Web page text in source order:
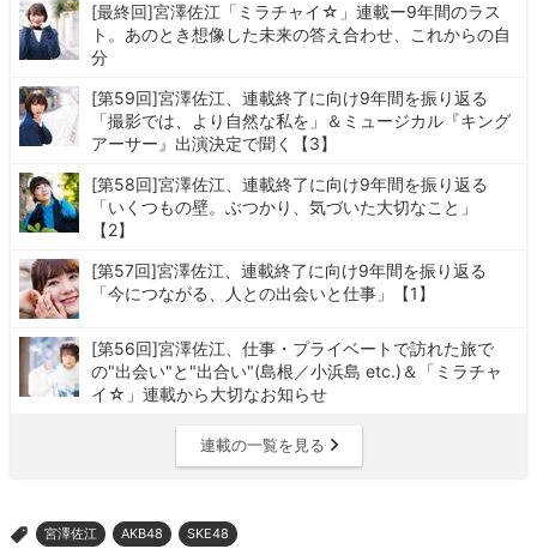
[最終回]宮澤佐江「ミラチャイ☆」連載ー9年間のラス
ト。あのとき想像した未来の答え合わせ、これからの自
分
[第59回]宮澤佐江、連載終了に向け9年間を振り返る
「撮影では、より自然な私を」＆ミュージカル『キング
アーサー』出演決定で聞く【3】
[第58回]宮澤佐江、連載終了に向け9年間を振り返る
「いくつもの壁。ぶつかり、気づいた大切なこと」
【2】
[第57回]宮澤佐江、連載終了に向け9年間を振り返る
「今につながる、人との出会いと仕事」【1】
[第56回]宮澤佐江、仕事・プライベートで訪れた旅で
の"出会い"と"出合い"(島根／小浜島 etc.)＆「ミラチャ
イ☆」連載から大切なお知らせ
連載の一覧を見る
> 宮澤佐江 AKB48 SKE48